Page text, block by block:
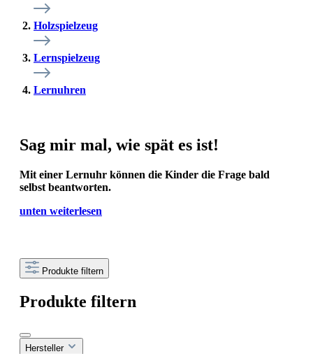
Holzspielzeug
Lernspielzeug
Lernuhren
Sag mir mal, wie spät es ist!
Mit einer Lernuhr können die Kinder die Frage bald
selbst beantworten.
unten weiterlesen
Produkte filtern
Produkte filtern
Hersteller